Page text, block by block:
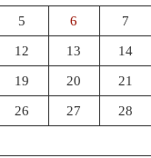
5 6 7
12 13 14
19 20 21
26 27 28